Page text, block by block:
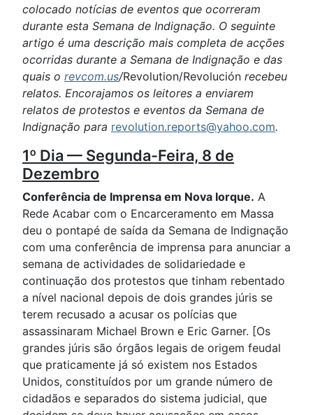
colocado notícias de eventos que ocorreram
durante esta Semana de Indignação. O seguinte
artigo é uma descrição mais completa de acções
ocorridas durante a Semana de Indignação e das
quais o revcom.us/Revolution/Revolución recebeu
relatos. Encorajamos os leitores a enviarem
relatos de protestos e eventos da Semana de
Indignação para revolution.reports@yahoo.com.
1º Dia — Segunda-Feira, 8 de
Dezembro
Conferência de Imprensa em Nova Iorque. A
Rede Acabar com o Encarceramento em Massa
deu o pontapé de saída da Semana de Indignação
com uma conferência de imprensa para anunciar a
semana de actividades de solidariedade e
continuação dos protestos que tinham rebentado
a nível nacional depois de dois grandes júris se
terem recusado a acusar os polícias que
assassinaram Michael Brown e Eric Garner. [Os
grandes júris são órgãos legais de origem feudal
que praticamente já só existem nos Estados
Unidos, constituídos por um grande número de
cidadãos e separados do sistema judicial, que